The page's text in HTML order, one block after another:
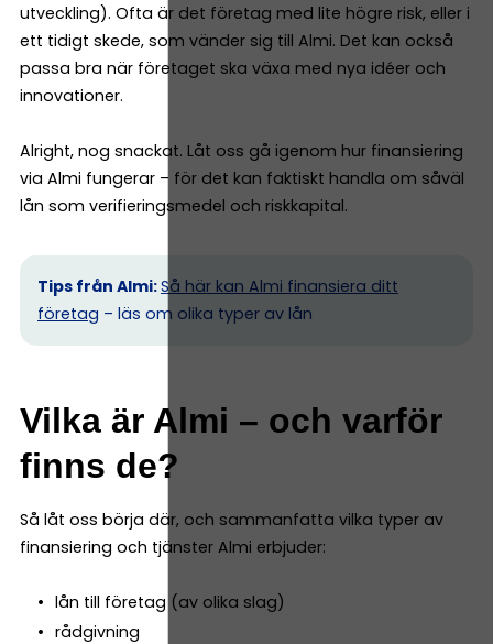
utveckling). Ofta är det företag med lite högre risk, eller i
ett tidigt skede, som vänder sig till Almi. Det kan också
passa bra när företaget ska växa med nya idéer och
innovationer.
Alright, nog snackat. Låt oss gå igenom hur finansiering
via Almi fungerar – för det kan faktiskt handla om såväl
lån som verifieringsmedel och riskkapital.
Tips från Almi:Så här kan Almi finansiera ditt
företag – läs om olika typer av lån
Vilka är Almi – och varför
finns de?
Så låt oss börja där, och sammanfatta vilka typer av
finansiering och tjänster Almi erbjuder:
lån till företag (av olika slag)
rådgivning